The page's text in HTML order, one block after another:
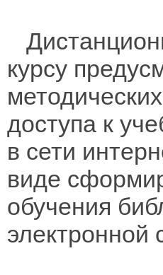
курсу
доступа к
в сети
виде
обучения
электронной